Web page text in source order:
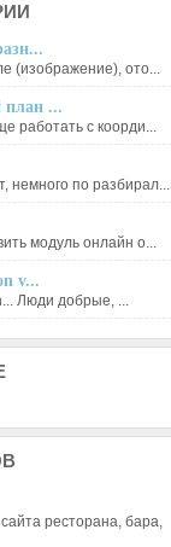
(изображение), ото...
план ...
работать с коорди...
немного по разбирал...
модуль онлайн о...
v...
Люди добрые, ...
ресторана, бара,